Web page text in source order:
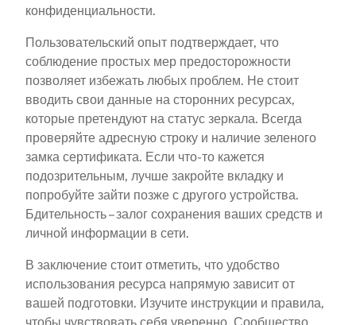
конфиденциальности.
Пользовательский опыт подтверждает, что
соблюдение простых мер предосторожности
позволяет избежать любых проблем. Не стоит
вводить свои данные на сторонних ресурсах,
которые претендуют на статус зеркала. Всегда
проверяйте адресную строку и наличие зеленого
замка сертификата. Если что-то кажется
подозрительным, лучше закройте вкладку и
попробуйте зайти позже с другого устройства.
Бдительность – залог сохранения ваших средств и
личной информации в сети.
В заключение стоит отметить, что удобство
использования ресурса напрямую зависит от
вашей подготовки. Изучите инструкции и правила,
чтобы чувствовать себя уверенно. Сообщество